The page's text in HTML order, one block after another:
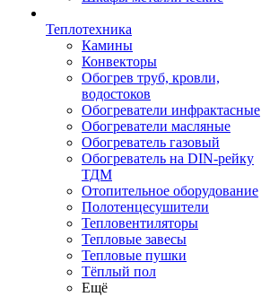
Теплотехника
Камины
Конвекторы
Обогрев труб, кровли,
водостоков
Обогреватели инфрактасные
Обогреватели масляные
Обогреватель газовый
Обогреватель на DIN-рейку
ТДМ
Отопительное оборудование
Полотенцесушители
Тепловентиляторы
Тепловые завесы
Тепловые пушки
Тёплый пол
Ещё